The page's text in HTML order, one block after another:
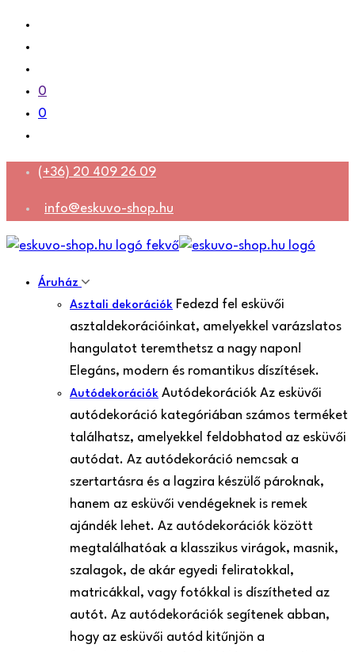
0
0
(+36) 20 409 26 09
info@eskuvo-shop.hu
Áruház
Asztali dekorációk Fedezd fel esküvői
asztaldekorációinkat, amelyekkel varázslatos
hangulatot teremthetsz a nagy napon!
Elegáns, modern és romantikus díszítések.
Autódekorációk Autódekorációk Az esküvői
autódekoráció kategóriában számos terméket
találhatsz, amelyekkel feldobhatod az esküvői
autódat. Az autódekoráció nemcsak a
szertartásra és a lagzira készülő pároknak,
hanem az esküvői vendégeknek is remek
ajándék lehet. Az autódekorációk között
megtalálhatóak a klasszikus virágok, masnik,
szalagok, de akár egyedi feliratokkal,
matricákkal, vagy fotókkal is díszítheted az
autót. Az autódekorációk segítenek abban,
hogy az esküvői autód kitűnjön a